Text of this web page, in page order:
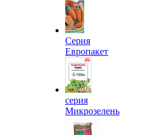
Серия
Европакет
серия
Микрозелень